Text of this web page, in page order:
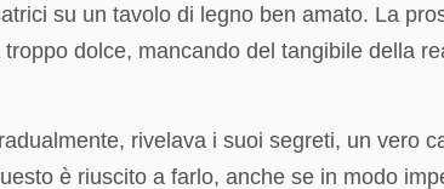
su un tavolo di legno ben amato. La
dolce, mancando del tangibile della
rivelava i suoi segreti, un vero
è riuscito a farlo, anche se in modo